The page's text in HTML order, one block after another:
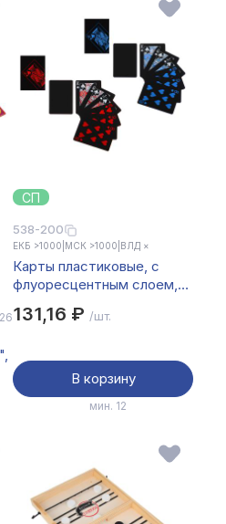
СП
538-200
ЕКБ >1000 МСК >1000 ВЛД ×
Карты пластиковые, с
флуоресцентным слоем,
131,16 ₽ /шт.
В корзину
мин. 12